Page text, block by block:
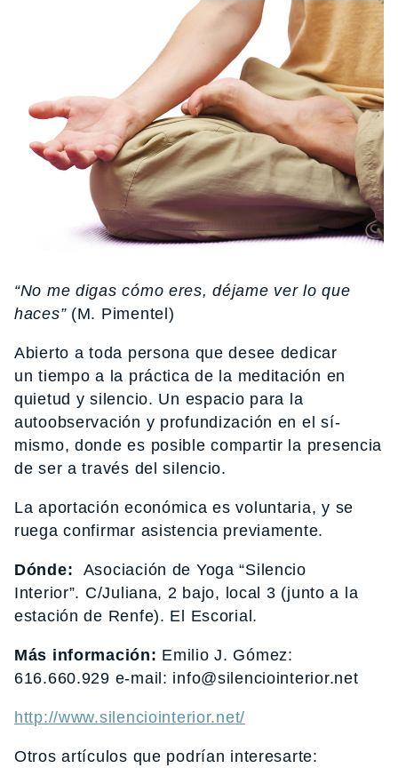
“No me digas cómo eres, déjame ver lo que
haces”(M. Pimentel)
Abierto a toda persona que desee dedicar
un tiempo a la práctica de la meditación en
quietud y silencio. Un espacio para la
autoobservación y profundización en el sí-
mismo, donde es posible compartir la presencia
de ser a través del silencio.
La aportación económica es voluntaria, y se
ruega confirmar asistencia previamente.
Dónde: Asociación de Yoga “Silencio
Interior”. C/Juliana, 2 bajo, local 3 (junto a la
estación de Renfe). El Escorial.
Más información: Emilio J. Gómez:
616.660.929 e-mail: info@silenciointerior.net
http://www.silenciointerior.net/
Otros artículos que podrían interesarte: